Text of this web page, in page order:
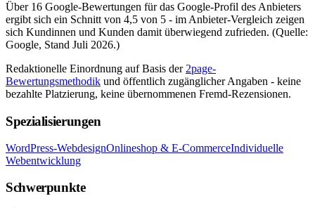
Über 16 Google-Bewertungen für das Google-Profil des Anbieters
ergibt sich ein Schnitt von 4,5 von 5 - im Anbieter-Vergleich zeigen
sich Kundinnen und Kunden damit überwiegend zufrieden. (Quelle:
Google, Stand Juli 2026.)
Redaktionelle Einordnung auf Basis der 2page-
Bewertungsmethodik und öffentlich zugänglicher Angaben - keine
bezahlte Platzierung, keine übernommenen Fremd-Rezensionen.
Spezialisierungen
WordPress-WebdesignOnlineshop & E-CommerceIndividuelle
Webentwicklung
Schwerpunkte